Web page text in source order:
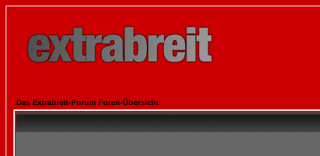
Das Extrabreit-Forum Foren-Übersicht